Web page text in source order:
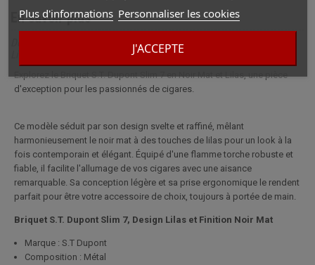
Plus d'informations Personnaliser les cookies
J'ACCEPTE
En savoir plus
Description complète pour Briquet S.T. Dupont Slim 7, Design
Explorez le Briquet S.T. Dupont Slim 7 en Noir Mat et Lilas, une pièce
d'exception pour les passionnés de cigares.
Ce modèle séduit par son design svelte et raffiné, mêlant
harmonieusement le noir mat à des touches de lilas pour un look à la
fois contemporain et élégant. Équipé d'une flamme torche robuste et
fiable, il facilite l'allumage de vos cigares avec une aisance
remarquable. Sa conception légère et sa prise ergonomique le rendent
parfait pour être votre accessoire de choix, toujours à portée de main.
Briquet S.T. Dupont Slim 7, Design Lilas et Finition Noir Mat
Marque : S.T Dupont
Composition : Métal